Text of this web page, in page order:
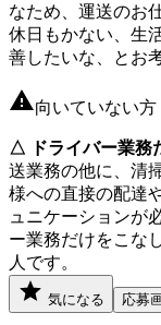
なため、運送のお
休日もかない、生
善したいな、とお
向いていない方
△ ドライバー業務
送業務の他に、清
様への直接の配達
ュニケーションが
ー業務だけをこな
人です。
気になる 応募